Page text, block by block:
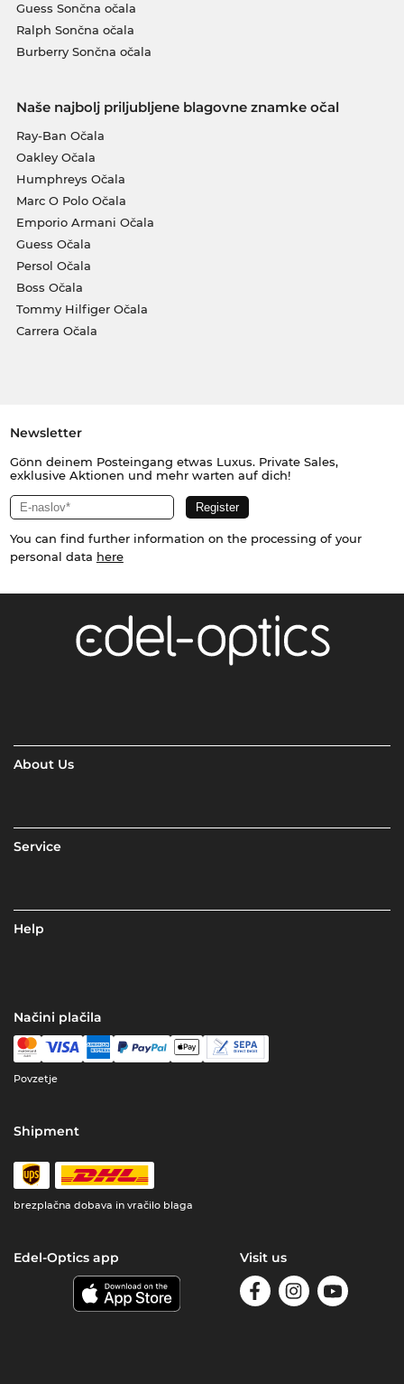
Guess Sončna očala
Ralph Sončna očala
Burberry Sončna očala
Naše najbolj priljubljene blagovne znamke očal
Ray-Ban Očala
Oakley Očala
Humphreys Očala
Marc O Polo Očala
Emporio Armani Očala
Guess Očala
Persol Očala
Boss Očala
Tommy Hilfiger Očala
Carrera Očala
Newsletter
Gönn deinem Posteingang etwas Luxus. Private Sales,
exklusive Aktionen und mehr warten auf dich!
You can find further information on the processing of your
personal data here
About Us
Service
Help
Načini plačila
Povzetje
Shipment
brezplačna dobava in vračilo blaga
Edel-Optics app Visit us